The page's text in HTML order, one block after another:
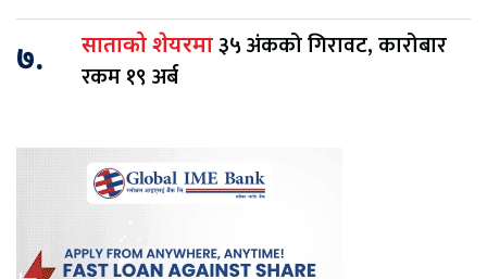
७. साताको शेयरमा३५ अंकको गिरावट, कारोबार
रकम १९ अर्ब